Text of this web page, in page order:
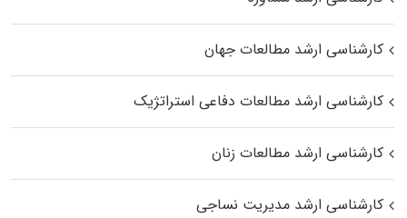
کارشناسی ارشد مطالعات جهان
کارشناسی ارشد مطالعات دفاعی استراتژیک
کارشناسی ارشد مطالعات زنان
کارشناسی ارشد مدیریت نساجی